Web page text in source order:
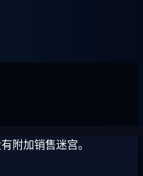
附加销售迷宫。